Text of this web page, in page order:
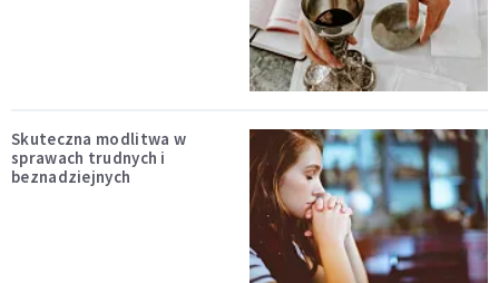
Skuteczna modlitwa w
sprawach trudnych i
beznadziejnych